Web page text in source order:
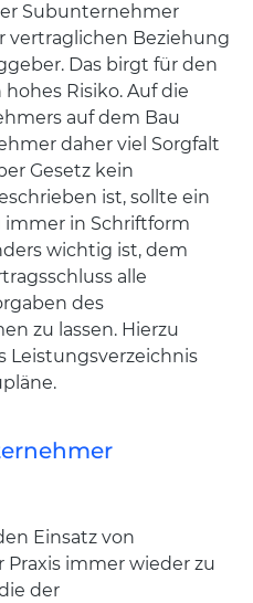
Subunternehmer
vertraglichen Beziehung
Das birgt für den
Risiko. Auf die
auf dem Bau
daher viel Sorgfalt
Gesetz kein
ist, sollte ein
in Schriftform
wichtig ist, dem
alle
des
zu lassen. Hierzu
Leistungsverzeichnis
Einsatz von
immer wieder zu
der